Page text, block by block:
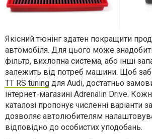
Якісний тюнінг здатен покращити
автомобіля. Для цього може
фільтр, вихлопна система, або інші
залежить від потреб машини. Щоб
TT RS tuning для Audi, достатньо
інтернет-магазині Adrenalin Drive.
каталозі пропонує численні варіанти
дозволяє автолюбителям
відповідно до особистих уподобань.